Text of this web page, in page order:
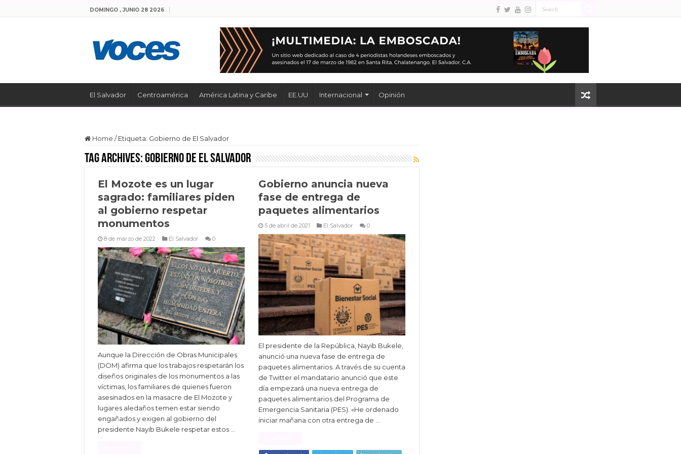
DOMINGO , JUNIO 28 2026
El Salvador Centroamérica América Latina y Caribe EE.UU Internacional Opinión
Home / Etiqueta: Gobierno de El Salvador
Tag Archives:Gobierno de El Salvador
El Mozote es un lugar
sagrado: familiares piden
al gobierno respetar
monumentos
8 de marzo de 2022 El Salvador 0
Aunque la Dirección de Obras Municipales
(DOM) afirma que los trabajos respetarán los
diseños originales de los monumentos a las
víctimas, los familiares de quienes fueron
asesinados en la masacre de El Mozote y
lugares aledaños temen estar siendo
engañados y exigen al gobierno del
presidente Nayib Bukele respetar estos …
Gobierno anuncia nueva
fase de entrega de
paquetes alimentarios
5 de abril de 2021 El Salvador 0
El presidente de la República, Nayib Bukele,
anunció una nueva fase de entrega de
paquetes alimentarios. A través de su cuenta
de Twitter el mandatario anunció que este
día empezará una nueva entrega de
paquetes alimentarios del Programa de
Emergencia Sanitaria (PES). «He ordenado
iniciar mañana con otra entrega de …